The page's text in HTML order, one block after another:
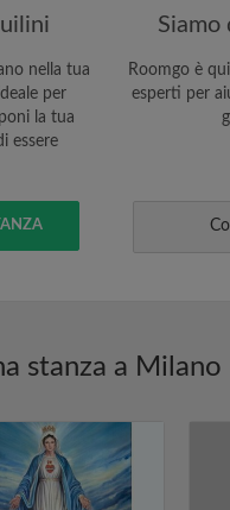
nella tua
per
la tua
essere
Siamo
Roomgo è
esperti per
stanza a Milano